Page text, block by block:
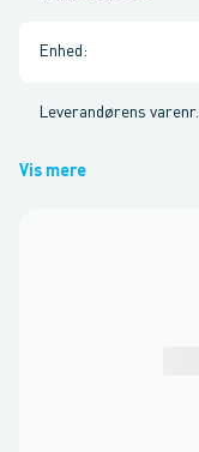
Enhed :
Leverandørens varenr.
Vis mere